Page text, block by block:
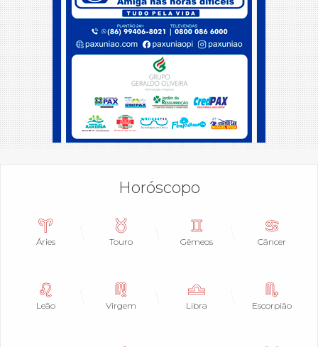
Horóscopo
Áries Touro Gêmeos Câncer
Leão Virgem Libra Escorpião